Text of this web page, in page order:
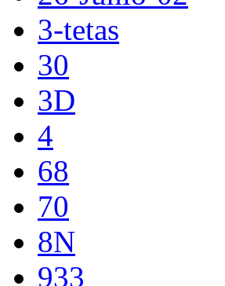
3-tetas
30
3D
4
68
70
8N
933